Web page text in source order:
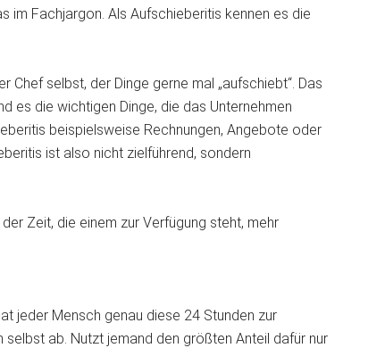
im Fachjargon. Als Aufschieberitis kennen es die
selbst, der Dinge gerne mal „aufschiebt“. Das
es die wichtigen Dinge, die das Unternehmen
beispielsweise Rechnungen, Angebote oder
ist also nicht zielführend, sondern
Zeit, die einem zur Verfügung steht, mehr
jeder Mensch genau diese 24 Stunden zur
selbst ab. Nutzt jemand den größten Anteil dafür nur